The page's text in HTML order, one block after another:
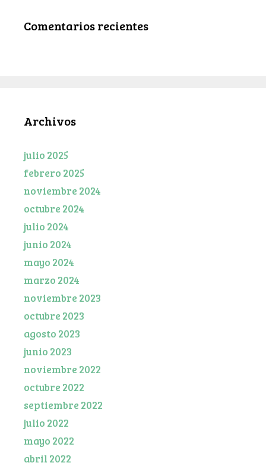
Comentarios recientes
Archivos
julio 2025
febrero 2025
noviembre 2024
octubre 2024
julio 2024
junio 2024
mayo 2024
marzo 2024
noviembre 2023
octubre 2023
agosto 2023
junio 2023
noviembre 2022
octubre 2022
septiembre 2022
julio 2022
mayo 2022
abril 2022